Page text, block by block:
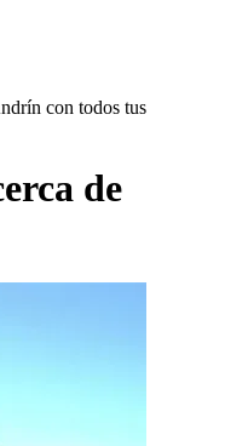
con todos tus
de